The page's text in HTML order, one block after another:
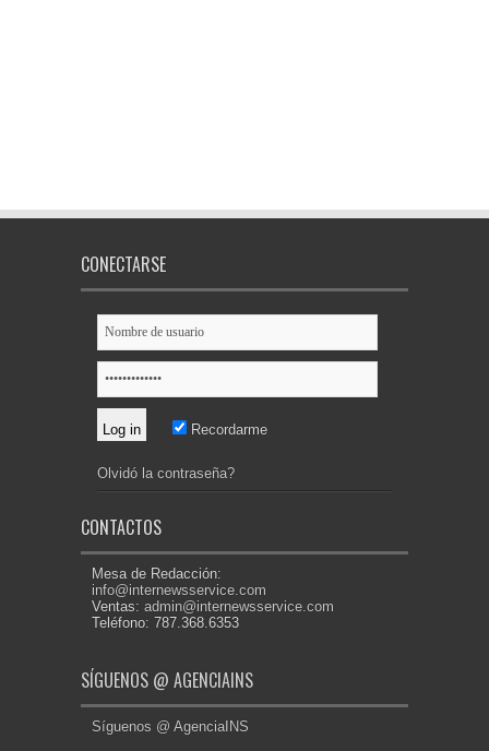
CONECTARSE
Recordarme
Olvidó la contraseña?
CONTACTOS
Mesa de Redacción:
info@internewsservice.com
Ventas: admin@internewsservice.com
Teléfono: 787.368.6353
SÍGUENOS @ AGENCIAINS
Síguenos @ AgenciaINS